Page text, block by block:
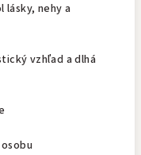
lásky, nehy a
vzhľad a dlhá